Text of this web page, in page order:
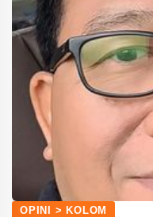
OPINI > KOLOM